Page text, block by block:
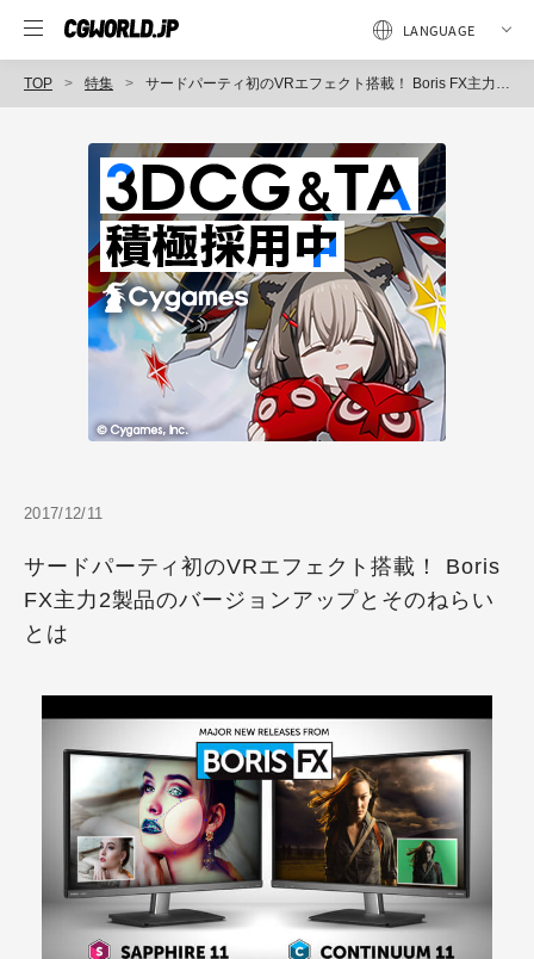
TOP 特集 サードパーティ初のVRエフェクト搭載！ Boris FX主力2製品のバージョンアップとそのねらいとは
2017/12/11
サードパーティ初のVRエフェクト搭載！ Boris
FX主力2製品のバージョンアップとそのねらい
とは